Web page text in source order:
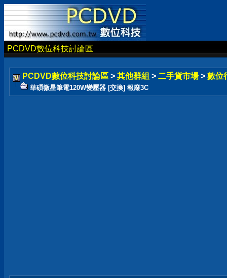
PCDVD數位科技討論區
PCDVD數位科技討論區 > 其他群組 > 二手貨市場 > 數位
華碩微星筆電120W變壓器 [交換] 報廢3C